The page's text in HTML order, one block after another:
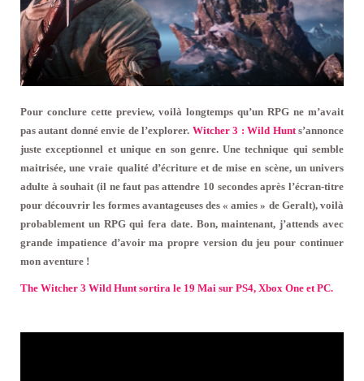
Pour conclure cette preview, voilà longtemps qu’un RPG ne m’avait
pas autant donné envie de l’explorer. Witcher 3 : Wild Hunts’annonce
juste exceptionnel et unique en son genre. Une technique qui semble
maitrisée, une vraie qualité d’écriture et de mise en scène, un univers
adulte à souhait (il ne faut pas attendre 10 secondes après l’écran-titre
pour découvrir les formes avantageuses des « amies » de Geralt), voilà
probablement un RPG qui fera date. Bon, maintenant, j’attends avec
grande impatience d’avoir ma propre version du jeu pour continuer
mon aventure !
The Witcher 3 Wild Hunt sortira le 19 Mai sur PS4, Xbox One et PC.